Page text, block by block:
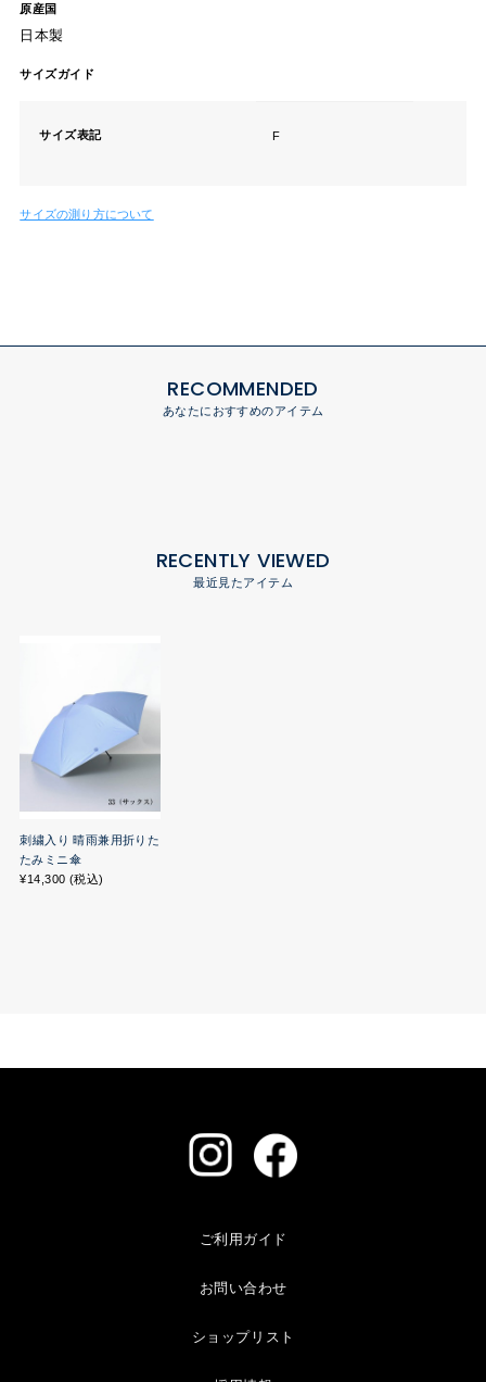
原産国
日本製
サイズガイド
サイズ表記 F
サイズの測り方について
RECOMMENDED
あなたにおすすめのアイテム
RECENTLY VIEWED
最近見たアイテム
刺繍入り 晴雨兼用折りた
たみミニ傘
¥14,300 (税込)
ご利用ガイド
お問い合わせ
ショップリスト